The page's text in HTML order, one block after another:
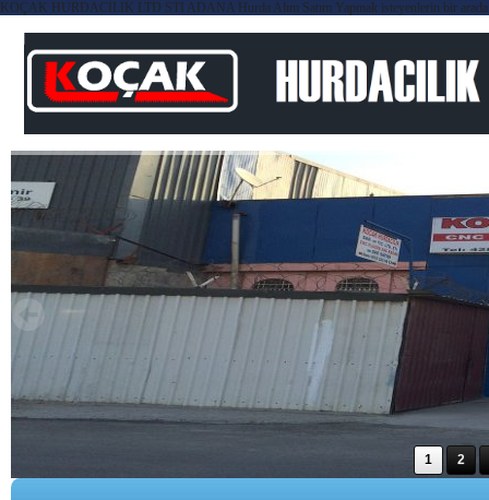
KOÇAK HURDACILIK LTD STI ADANA Hurda Alım Satım Yapmak isteyenlerin bir arada
1 2